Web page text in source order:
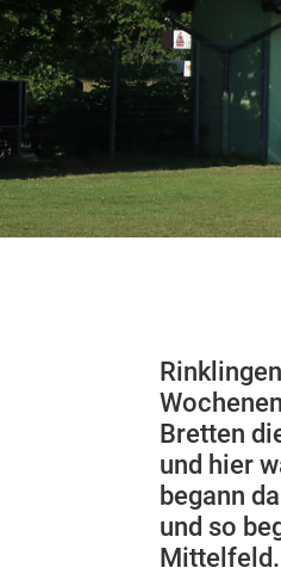
Bretten
und hier
begann
und so
Mittelfeld.